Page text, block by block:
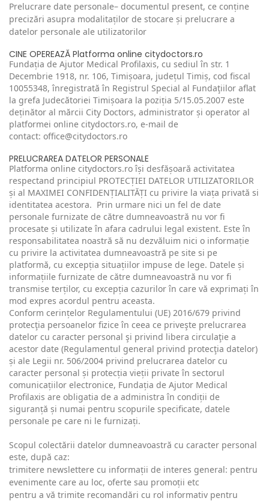
Prelucrare date personale– documentul present, ce conține
precizări asupra modalitaților de stocare și prelucrare a
datelor personale ale utilizatorilor
CINE OPEREAZĂ Platforma online citydoctors.ro
Fundația de Ajutor Medical Profilaxis, cu sediul în str. 1
Decembrie 1918, nr. 106, Timișoara, județul Timiș, cod fiscal
10055348, înregistrată în Registrul Special al Fundaţiilor aflat
la grefa Judecătoriei Timișoara la poziția 5/15.05.2007 este
deținător al mărcii City Doctors, administrator și operator al
platformei online citydoctors.ro, e-mail de
contact: office@citydoctors.ro
PRELUCRAREA DATELOR PERSONALE
Platforma online citydoctors.ro își desfășoară activitatea
respectand principiul PROTECȚIEI DATELOR UTILIZATORILOR
și al MAXIMEI CONFIDENȚIALITĂȚI cu privire la viața privată si
identitatea acestora. Prin urmare nici un fel de date
personale furnizate de către dumneavoastră nu vor fi
procesate și utilizate în afara cadrului legal existent. Este în
responsabilitatea noastră să nu dezvăluim nici o informație
cu privire la activitatea dumneavoastră pe site si pe
platformă, cu excepția situațiilor impuse de lege. Datele și
informațiile furnizate de către dumneavoastră nu vor fi
transmise terților, cu excepția cazurilor în care vă exprimați în
mod expres acordul pentru aceasta.
Conform cerințelor Regulamentului (UE) 2016/679 privind
protecţia persoanelor fizice în ceea ce priveşte prelucrarea
datelor cu caracter personal şi privind libera circulaţie a
acestor date (Regulamentul general privind protecţia datelor)
și ale Legii nr. 506/2004 privind prelucrarea datelor cu
caracter personal și protecția vieții private în sectorul
comunicațiilor electronice, Fundația de Ajutor Medical
Profilaxis are obligatia de a administra în condiții de
siguranță și numai pentru scopurile specificate, datele
personale pe care ni le furnizați.
Scopul colectării datelor dumneavoastră cu caracter personal
este, după caz:
trimitere newslettere cu informații de interes general: pentru
evenimente care au loc, oferte sau promoții etc
pentru a vă trimite recomandări cu rol informativ pentru